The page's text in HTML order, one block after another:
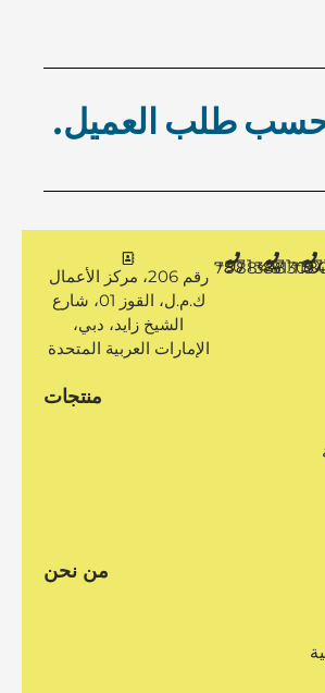
حسب طلب العميل.
+971
+971 4
+971 50 7888481
رقم 206، مركز الأعمال
ك.م.ل، القوز 01، شارع
الشيخ زايد، دبي،
الإمارات العربية المتحدة
منتجات
من نحن